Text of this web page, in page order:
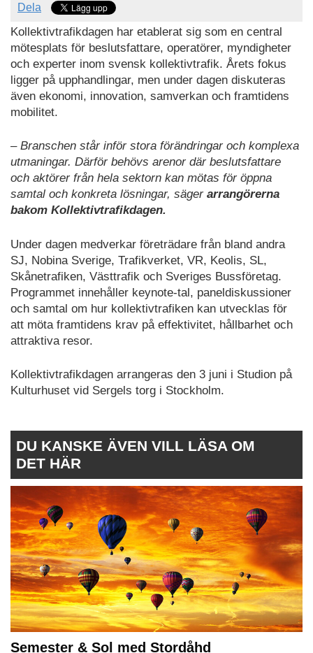
Dela
Kollektivtrafikdagen har etablerat sig som en central
mötesplats för beslutsfattare, operatörer, myndigheter
och experter inom svensk kollektivtrafik. Årets fokus
ligger på upphandlingar, men under dagen diskuteras
även ekonomi, innovation, samverkan och framtidens
mobilitet.
– Branschen står inför stora förändringar och komplexa
utmaningar. Därför behövs arenor där beslutsfattare
och aktörer från hela sektorn kan mötas för öppna
samtal och konkreta lösningar, sägerarrangörerna
bakom Kollektivtrafikdagen.
Under dagen medverkar företrädare från bland andra
SJ, Nobina Sverige, Trafikverket, VR, Keolis, SL,
Skånetrafiken, Västtrafik och Sveriges Bussföretag.
Programmet innehåller keynote-tal, paneldiskussioner
och samtal om hur kollektivtrafiken kan utvecklas för
att möta framtidens krav på effektivitet, hållbarhet och
attraktiva resor.
Kollektivtrafikdagen arrangeras den 3 juni i Studion på
Kulturhuset vid Sergels torg i Stockholm.
DU KANSKE ÄVEN VILL LÄSA OM
DET HÄR
Semester & Sol med Stordåhd